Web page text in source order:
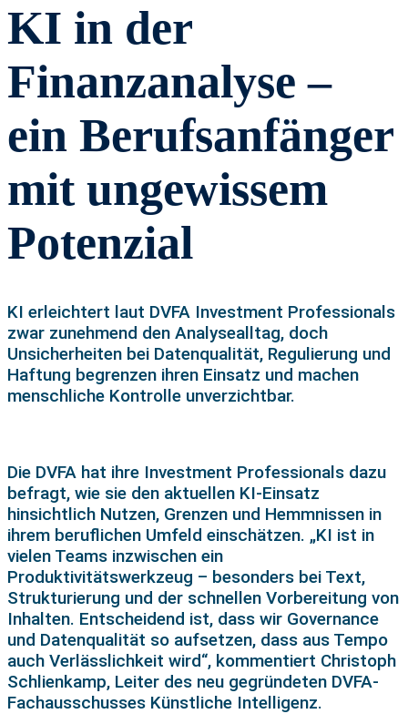
KI in der
Finanzanalyse –
ein Berufsanfänger
mit ungewissem
Potenzial
KI erleichtert laut DVFA Investment Professionals
zwar zunehmend den Analysealltag, doch
Unsicherheiten bei Datenqualität, Regulierung und
Haftung begrenzen ihren Einsatz und machen
menschliche Kontrolle unverzichtbar.
Die DVFA hat ihre Investment Professionals dazu
befragt, wie sie den aktuellen KI-Einsatz
hinsichtlich Nutzen, Grenzen und Hemmnissen in
ihrem beruflichen Umfeld einschätzen. „KI ist in
vielen Teams inzwischen ein
Produktivitätswerkzeug – besonders bei Text,
Strukturierung und der schnellen Vorbereitung von
Inhalten. Entscheidend ist, dass wir Governance
und Datenqualität so aufsetzen, dass aus Tempo
auch Verlässlichkeit wird“, kommentiert Christoph
Schlienkamp, Leiter des neu gegründeten DVFA-
Fachausschusses Künstliche Intelligenz.